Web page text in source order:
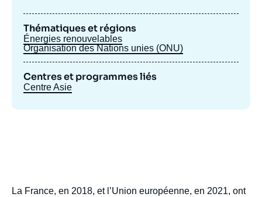
Thématiques et régions
Énergies renouvelables
Organisation des Nations unies (ONU)
Centres et programmes liés
Centre Asie
La France, en 2018, et l’Union européenne, en 2021, ont